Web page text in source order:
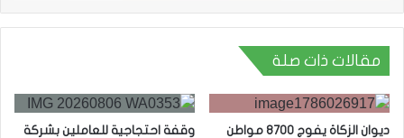
مقالات ذات صلة
ديوان الزكاة يفوج 8700 مواطن
وقفة احتجاجية للعاملين بشركة